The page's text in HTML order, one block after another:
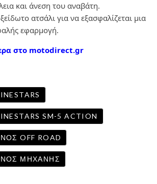
και άνεση του αναβάτη.
ατσάλι για να εξασφαλίζεται μια
εφαρμογή.
στο motodirect.gr
SM-5 ACTION
OFF ROAD
ΜΗΧΑΝΗΣ